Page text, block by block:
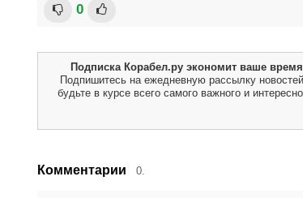
0
Подписка Корабел.ру экономит ваше время
Подпишитесь на ежедневную рассылку
будьте в курсе всего самого важного и
Комментарии 0.